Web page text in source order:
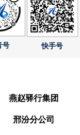
号 快手号
燕赵驿行集团
邢汾分公司